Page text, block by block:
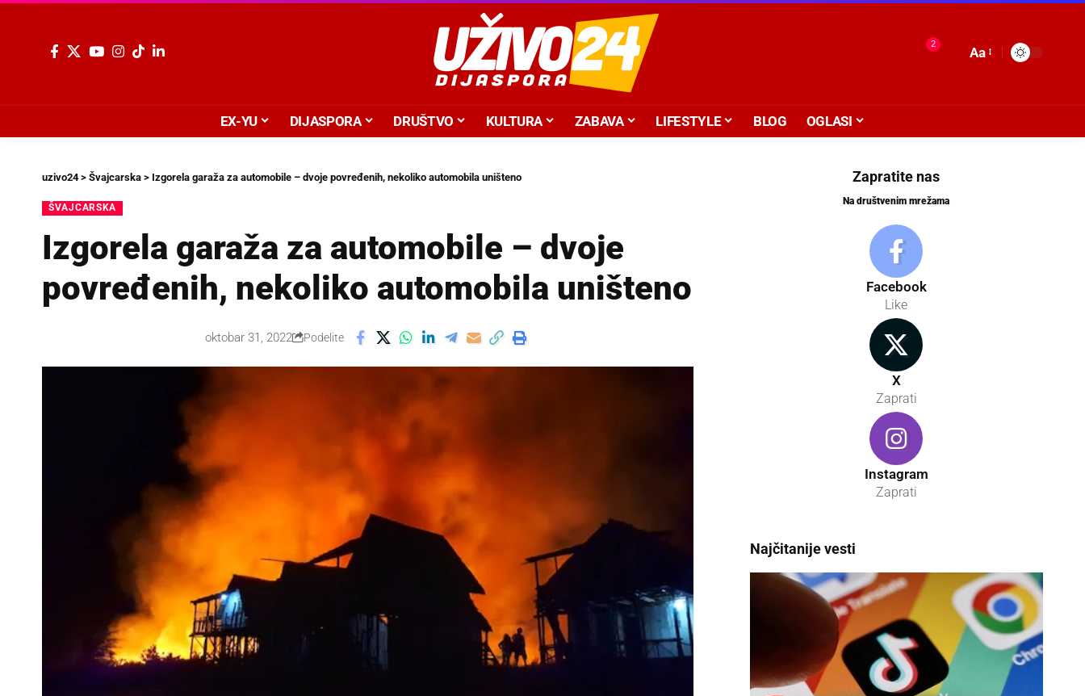
2
Aa
EX-YU DIJASPORA DRUŠTVO KULTURA ZABAVA LIFESTYLE BLOG OGLASI
uzivo24> Švajcarska > Izgorela garaža za automobile – dvoje povređenih, nekoliko automobila uništeno
ŠVAJCARSKA
Izgorela garaža za automobile – dvoje
povređenih, nekoliko automobila uništeno
oktobar 31, 2022 Podelite
Zapratite nas
Na društvenim mrežama
Facebook
Like
X
Zaprati
Instagram
Zaprati
Najčitanije vesti